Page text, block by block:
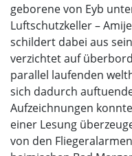
geborene von Eyb
Luftschutzkeller –
schildert dabei aus
verzichtet auf
parallel laufenden
sich dadurch
Aufzeichnungen
einer Lesung
von den